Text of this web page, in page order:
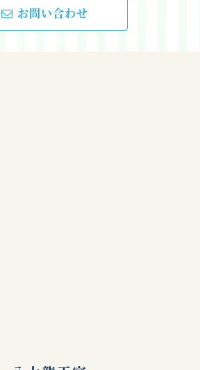
お問い合わせ